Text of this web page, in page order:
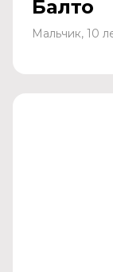
Балто
Мальчик, 10